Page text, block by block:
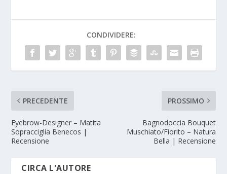
CONDIVIDERE:
PRECEDENTE
Eyebrow-Designer – Matita
Sopracciglia Benecos |
Recensione
PROSSIMO
Bagnodoccia Bouquet
Muschiato/Fiorito – Natura
Bella | Recensione
CIRCA L'AUTORE